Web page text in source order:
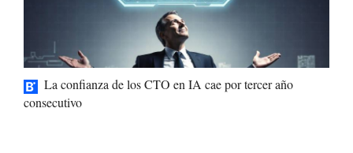
La confianza de los CTO en IA cae por tercer año
consecutivo